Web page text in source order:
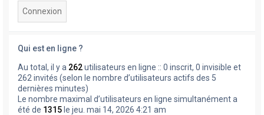
Qui est en ligne ?
Au total, il y a 262utilisateurs en ligne :: 0 inscrit, 0 invisible et
262 invités (selon le nombre d’utilisateurs actifs des 5
dernières minutes)
Le nombre maximal d’utilisateurs en ligne simultanément a
été de 1315 le jeu. mai 14, 2026 4:21 am